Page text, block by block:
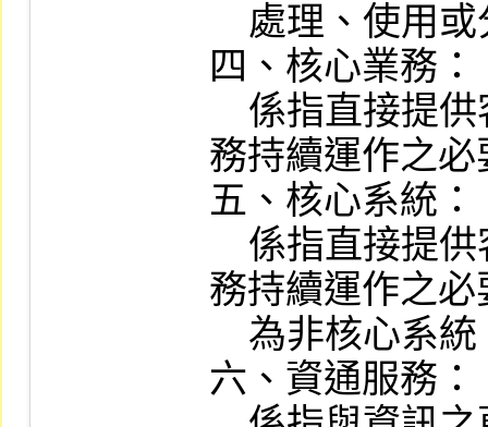
四、核心業務：
務持續運作之必
五、核心系統：
務持續運作之
六、資通服務：